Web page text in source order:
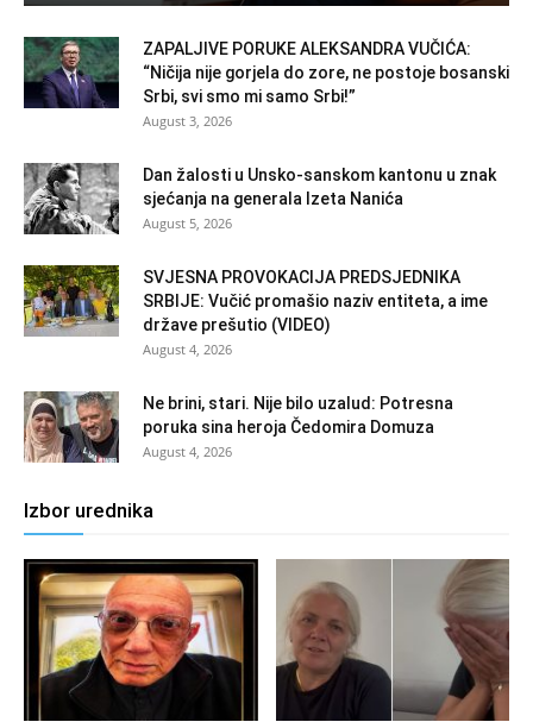
ZAPALJIVE PORUKE ALEKSANDRA VUČIĆA:
“Ničija nije gorjela do zore, ne postoje bosanski
Srbi, svi smo mi samo Srbi!”
August 3, 2026
Dan žalosti u Unsko-sanskom kantonu u znak
sjećanja na generala Izeta Nanića
August 5, 2026
SVJESNA PROVOKACIJA PREDSJEDNIKA
SRBIJE: Vučić promašio naziv entiteta, a ime
države prešutio (VIDEO)
August 4, 2026
Ne brini, stari. Nije bilo uzalud: Potresna
poruka sina heroja Čedomira Domuza
August 4, 2026
Izbor urednika